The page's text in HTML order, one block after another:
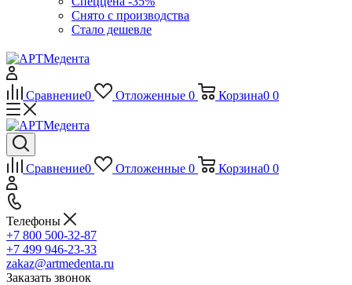
Снято с производства
Стало дешевле
Сравнение0 Отложенные 0 Корзина0 0
Сравнение0 Отложенные 0 Корзина0 0
Телефоны
+7 800 500-32-87
+7 499 946-23-33
zakaz@artmedenta.ru
Заказать звонок